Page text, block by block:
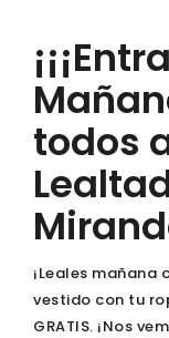
todos
¡Leales mañana
vestido con tu
GRATIS. ¡Nos